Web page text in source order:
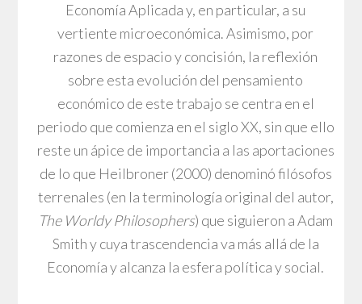
Economía Aplicada y, en particular, a su
vertiente microeconómica. Asimismo, por
razones de espacio y concisión, la reflexión
sobre esta evolución del pensamiento
económico de este trabajo se centra en el
periodo que comienza en el siglo XX, sin que ello
reste un ápice de importancia a las aportaciones
de lo que Heilbroner (2000) denominó filósofos
terrenales (en la terminología original del autor,
The Worldy Philosophers) que siguieron a Adam
Smith y cuya trascendencia va más allá de la
Economía y alcanza la esfera política y social.